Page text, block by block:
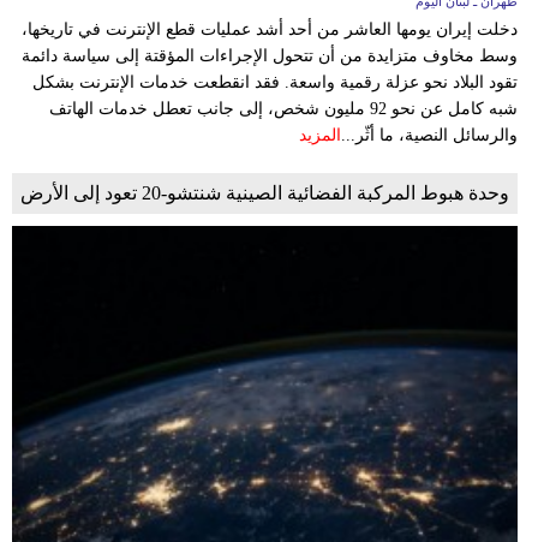
دخلت إيران يومها العاشر من أحد أشد عمليات قطع الإنترنت في تاريخها،
وسط مخاوف متزايدة من أن تتحول الإجراءات المؤقتة إلى سياسة دائمة
تقود البلاد نحو عزلة رقمية واسعة. فقد انقطعت خدمات الإنترنت بشكل
شبه كامل عن نحو 92 مليون شخص، إلى جانب تعطل خدمات الهاتف
والرسائل النصية، ما أثّر...
المزيد
وحدة هبوط المركبة الفضائية الصينية شنتشو-20 تعود إلى الأرض